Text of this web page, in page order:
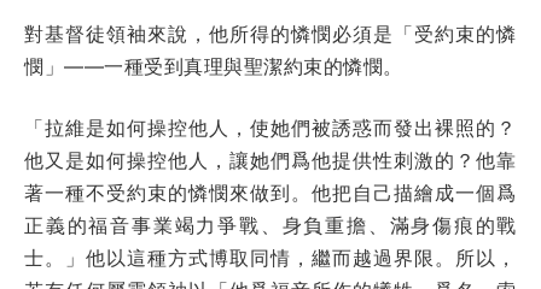
對基督徒領袖來說，他所得的憐憫必須是「受約束的憐
憫」——一種受到真理與聖潔約束的憐憫。
「拉維是如何操控他人，使她們被誘惑而發出裸照的？
他又是如何操控他人，讓她們爲他提供性刺激的？他靠
著一種不受約束的憐憫來做到。他把自己描繪成一個爲
正義的福音事業竭力爭戰、身負重擔、滿身傷痕的戰
士。」他以這種方式博取同情，繼而越過界限。所以，